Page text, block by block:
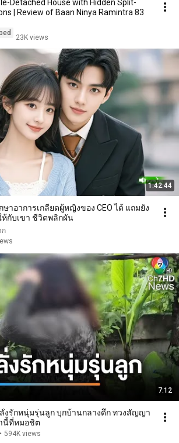
Detached House with Hidden Split-
| Review of Baan Ninya Ramintra 83
23K views
1:42:44
าอาการเกลียดผู้หญิงของ CEO ได้ แถมยัง
ห้กับเขา ชีวิตพลิกผัน
ก
7:12
งรักหนุ่มรุ่นลูก บุกบ้านกลางดึก ทวงสัญญา
นี้ที่หมอชิต
• 594K views